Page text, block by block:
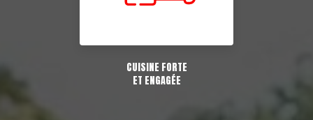
CUISINE FORTE
ET ENGAGÉE